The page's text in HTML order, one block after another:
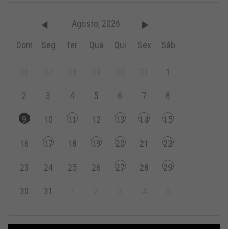
Agosto, 2026
Dom
Seg Ter Qua Qui Sex Sáb
1
2 3 4 5 6 7 8
9 10 11 12 13 14 15
16 17 18 19 20 21 22
23 24 25 26 27 28 29
30 31